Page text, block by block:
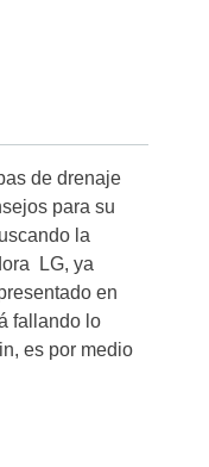
de drenaje
para su
la
LG, ya
en
fallando lo
es por medio